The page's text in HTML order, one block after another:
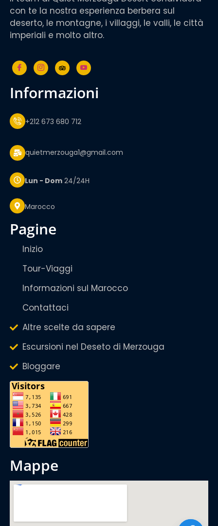
con te la nostra esperienza berbera sul
deserto, le montagne, i villaggi, le valli, le città
imperiali e molto altro.
informazioni
+212 673 680 712
quietmerzouga1@gmail.com
Lun - Dom 24/24H
Marocco
pagine
Inizio
Tour-Viaggi
Informazioni sul Marocco
Contattaci
Altre scelte da sapere
Escursioni nel Deseto di Merzouga
Bloggare
mappe